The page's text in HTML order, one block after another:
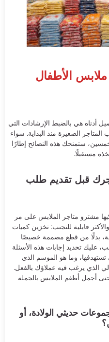
الأطفال
أدناه هي بالضبط الإرشادات التي
الصغيرة منذ البداية. سواء
ستمنحك هذه النصائح إطارًا
مستقبلًا.
قبل تقديم طلب
مشترو متاجر الملابس على مر
قابلية للتجنب: تخزين كميات
بدلًا من قطع مصممة خصيصًا
عليك تحديد إجابات هذه الأسئلة
تستهدفها، وما هو الموسم الذي
الذي يرغب فيه عملاؤك بالفعل.
أجمل أطقم الملابس بالجملة
حديثي الولادة، أو